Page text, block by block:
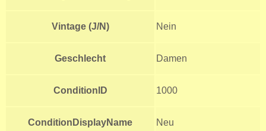
Vintage (J/N) Nein
Geschlecht Damen
ConditionID 1000
ConditionDisplayName Neu